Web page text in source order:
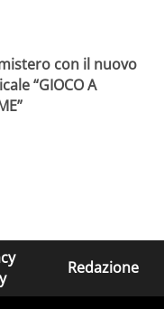
con il nuovo
“GIOCO A
Redazione